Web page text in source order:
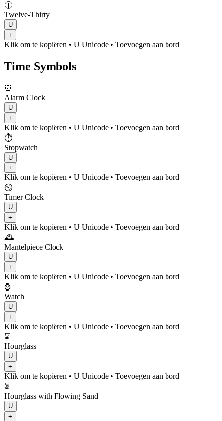
🕧
Twelve-Thirty
U
+
Klik om te kopiëren • U Unicode • Toevoegen aan bord
Time Symbols
⏰
Alarm Clock
U
+
Klik om te kopiëren • U Unicode • Toevoegen aan bord
⏱️
Stopwatch
U
+
Klik om te kopiëren • U Unicode • Toevoegen aan bord
⏲️
Timer Clock
U
+
Klik om te kopiëren • U Unicode • Toevoegen aan bord
🕰️
Mantelpiece Clock
U
+
Klik om te kopiëren • U Unicode • Toevoegen aan bord
⌚
Watch
U
+
Klik om te kopiëren • U Unicode • Toevoegen aan bord
⌛
Hourglass
U
+
Klik om te kopiëren • U Unicode • Toevoegen aan bord
⏳
Hourglass with Flowing Sand
U
+